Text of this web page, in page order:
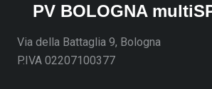
PV BOLOGNA
Via della Battaglia 9, Bologna
P.IVA 02207100377